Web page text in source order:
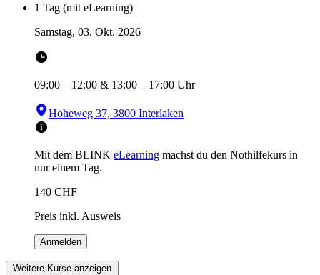
1 Tag (mit eLearning)
Samstag, 03. Okt. 2026
09:00 – 12:00 & 13:00 – 17:00 Uhr
Höheweg 37, 3800 Interlaken
Mit dem BLINK eLearning machst du den Nothilfekurs in
nur einem Tag.
140 CHF
Preis inkl. Ausweis
Anmelden
Weitere Kurse anzeigen